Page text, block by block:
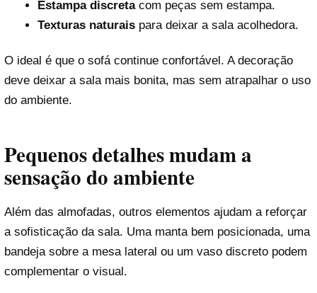
Estampa discretacom peças sem estampa.
Texturas naturaispara deixar a sala acolhedora.
O ideal é que o sofá continue confortável. A decoração
deve deixar a sala mais bonita, mas sem atrapalhar o uso
do ambiente.
Pequenos detalhes mudam a
sensação do ambiente
Além das almofadas, outros elementos ajudam a reforçar
a sofisticação da sala. Uma manta bem posicionada, uma
bandeja sobre a mesa lateral ou um vaso discreto podem
complementar o visual.